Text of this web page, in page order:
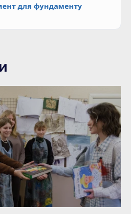
для фундаменту